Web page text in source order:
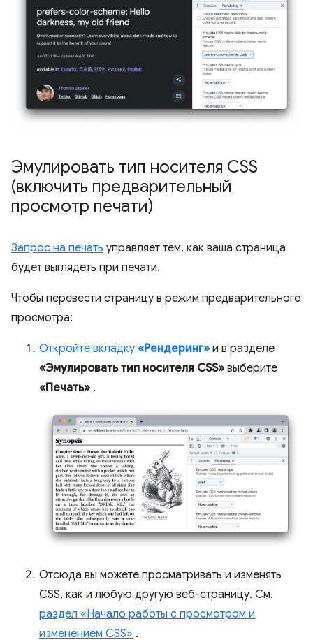
Эмулировать тип носителя CSS
(включить предварительный
просмотр печати)
Запрос на печать управляет тем, как ваша страница
будет выглядеть при печати.
Чтобы перевести страницу в режим предварительного
просмотра:
Откройте вкладку «Рендеринг» и в разделе
«Эмулировать тип носителя CSS» выберите
«Печать» .
Отсюда вы можете просматривать и изменять
CSS, как и любую другую веб-страницу. См.
раздел «Начало работы с просмотром и
изменением CSS» .